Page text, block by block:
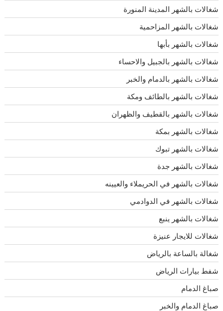
شغالات بالشهر المدينة المنورة
شغالات بالشهر المزاحمية
شغالات بالشهر بأبها
شغالات بالشهر بالجبيل والاحساء
شغالات بالشهر بالدمام والخبر
شغالات بالشهر بالطائف ومكة
شغالات بالشهر بالقطيف والظهران
شغالات بالشهر بمكة
شغالات بالشهر تبوك
شغالات بالشهر جدة
شغالات بالشهر في الحريملاء والعيينه
شغالات بالشهر في الدوادمي
شغالات بالشهر ينبع
شغالات للايجار عنيزة
شغالة بالساعة بالرياض
شفط بيارات الرياض
صباغ الدمام
صباغ الدمام والخبر